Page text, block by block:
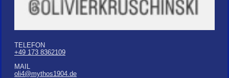
TELEFON
+49 173 8362109
MAIL
oli4@mythos1904.de